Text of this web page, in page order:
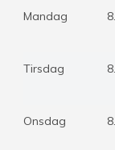
Mandag
Tirsdag
Onsdag